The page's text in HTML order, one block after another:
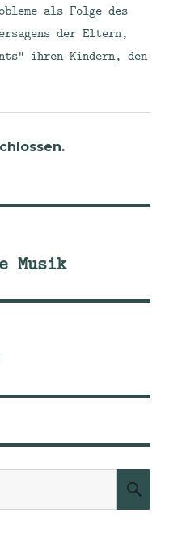
als Folge des
der Eltern,
ihren Kindern, den
Musik